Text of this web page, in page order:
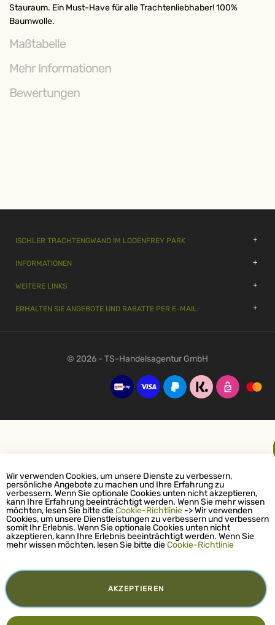
Stauraum. Ein Must-Have für alle Trachtenliebhaber! 100%
Baumwolle.
Maßtabelle
Mehr Informationen
Bewertungen
ISCHLER TRACHTENGWAND IM LODENFREY PARK
INFORMATIONEN
WEITERE LINKS
ERHALTEN SIE ANGEBOTE UND RABATTE PER E-MAIL:
© 2026 - TS-Handelsagentur GmbH
Wir verwenden Cookies, um unsere Dienste zu verbessern,
persönliche Angebote zu machen und Ihre Erfahrung zu
verbessern. Wenn Sie optionale Cookies unten nicht akzeptieren,
kann Ihre Erfahrung beeinträchtigt werden. Wenn Sie mehr wissen
möchten, lesen Sie bitte dieCookie-Richtlinie -> Wir verwenden
Cookies, um unsere Dienstleistungen zu verbessern und verbessern
somit Ihr Erlebnis. Wenn Sie optionale Cookies unten nicht
akzeptieren, kann Ihre Erlebnis beeinträchtigt werden. Wenn Sie
mehr wissen möchten, lesen Sie bitte dieCookie-Richtlinie
AKZEPTIEREN